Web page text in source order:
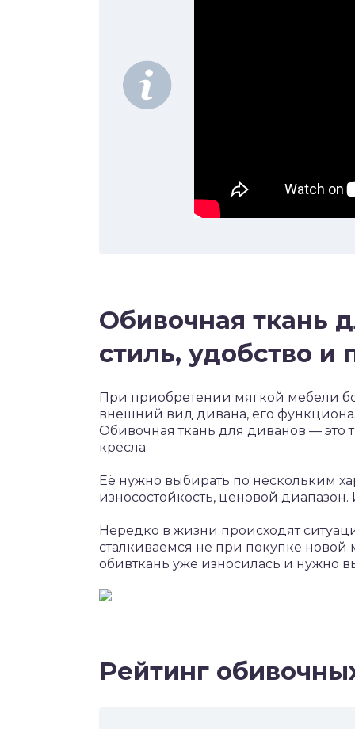
Обивочная ткань
стиль, удобство и
При приобретении мягкой мебели
внешний вид дивана, его
Обивочная ткань для диванов — это
кресла.
Её нужно выбирать по нескольким
износостойкость, ценовой
Нередко в жизни происходят
сталкиваемся не при покупке новой
обивткань уже износилась и нужно
Рейтинг